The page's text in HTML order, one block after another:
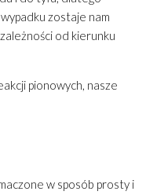
zostaje nam
od kierunku
pionowych, nasze
w sposób prosty i